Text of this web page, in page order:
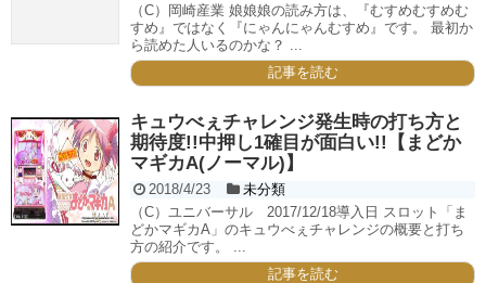
（C）岡崎産業 娘娘娘の読み方は、『むすめむすめむ
すめ』ではなく『にゃんにゃんむすめ』です。 最初か
ら読めた人いるのかな？ ...
記事を読む
キュウべぇチャレンジ発生時の打ち方と
期待度!!中押し1確目が面白い!!【まどか
マギカA(ノーマル)】
2018/4/23
未分類
（C）ユニバーサル 2017/12/18導入日 スロット「ま
どかマギカA」のキュウべぇチャレンジの概要と打ち
方の紹介です。 ...
記事を読む